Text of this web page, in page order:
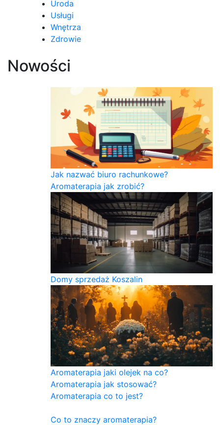
Uroda
Usługi
Wnętrza
Zdrowie
Nowości
Jak nazwać biuro rachunkowe?
Aromaterapia jak zrobić?
Domy sprzedaż Koszalin
Aromaterapia jaki olejek na co?
Aromaterapia jak stosować?
Aromaterapia co to jest?
Co to znaczy aromaterapia?